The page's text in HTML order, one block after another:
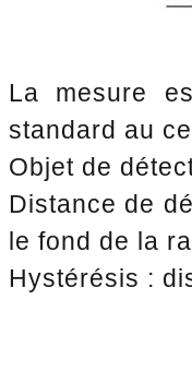
La mesure
standard au
Objet de
Distance de
le fond de la
Hystérésis :